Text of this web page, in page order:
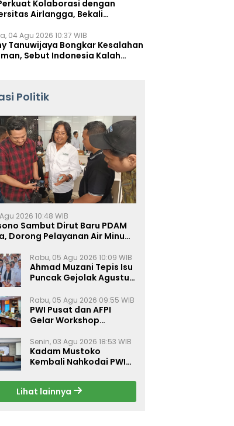
Kolaborasi dengan
Airlangga, Bekali
Energi
04 Agu 2026 10:37 WIB
Tanuwijaya Bongkar Kesalahan
Sebut Indonesia Kalah
Politik
2026 10:48 WIB
Sambut Dirut Baru PDAM
Dorong Pelayanan Air Minum
Rabu, 05 Agu 2026 10:09 WIB
Ahmad Muzani Tepis Isu
Puncak Gejolak Agustus
Perkuat Persatuan
Rabu, 05 Agu 2026 09:55 WIB
PWI Pusat dan AFPI
Gelar Workshop
Inklusi Keuangan, dan
Perlindungan Publik
Senin, 03 Agu 2026 18:53 WIB
Kadam Mustoko
Kembali Nahkodai PWI
Harap Sinergi Antar
Daerah Kian Kuat
Lihat lainnya